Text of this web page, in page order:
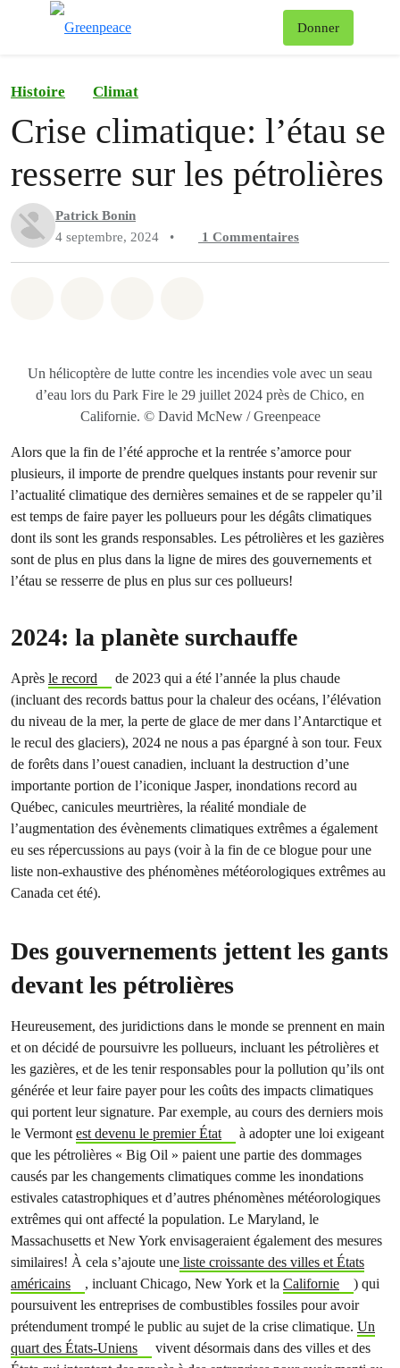
Donner
Histoire Climat
Crise climatique: l’étau se
resserre sur les pétrolières
Patrick Bonin
4 septembre, 2024
• 1 Commentaires
Un hélicoptère de lutte contre les incendies vole avec un seau
d’eau lors du Park Fire le 29 juillet 2024 près de Chico, en
Californie. © David McNew / Greenpeace
Alors que la fin de l’été approche et la rentrée s’amorce pour
plusieurs, il importe de prendre quelques instants pour revenir sur
l’actualité climatique des dernières semaines et de se rappeler qu’il
est temps de faire payer les pollueurs pour les dégâts climatiques
dont ils sont les grands responsables. Les pétrolières et les gazières
sont de plus en plus dans la ligne de mires des gouvernements et
l’étau se resserre de plus en plus sur ces pollueurs!
2024: la planète surchauffe
Après le record
de 2023 qui a été l’année la plus chaude
(incluant des records battus pour la chaleur des océans, l’élévation
du niveau de la mer, la perte de glace de mer dans l’Antarctique et
le recul des glaciers), 2024 ne nous a pas épargné à son tour. Feux
de forêts dans l’ouest canadien, incluant la destruction d’une
importante portion de l’iconique Jasper, inondations record au
Québec, canicules meurtrières, la réalité mondiale de
l’augmentation des évènements climatiques extrêmes a également
eu ses répercussions au pays (voir à la fin de ce blogue pour une
liste non-exhaustive des phénomènes météorologiques extrêmes au
Canada cet été).
Des gouvernements jettent les gants
devant les pétrolières
Heureusement, des juridictions dans le monde se prennent en main
et on décidé de poursuivre les pollueurs, incluant les pétrolières et
les gazières, et de les tenir responsables pour la pollution qu’ils ont
générée et leur faire payer pour les coûts des impacts climatiques
qui portent leur signature. Par exemple, au cours des derniers mois
le Vermontest devenu le premier État
à adopter une loi exigeant
que les pétrolières « Big Oil » paient une partie des dommages
causés par les changements climatiques comme les inondations
estivales catastrophiques et d’autres phénomènes météorologiques
extrêmes qui ont affecté la population. Le Maryland, le
Massachusetts et New York envisageraient également des mesures
similaires! À cela s’ajoute une liste croissante des villes et États
américains
, incluant Chicago, New York et la Californie
) qui
poursuivent les entreprises de combustibles fossiles pour avoir
prétendument trompé le public au sujet de la crise climatique. Un
quart des États-Uniens
vivent désormais dans des villes et des